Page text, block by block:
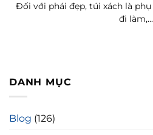
DANH MỤC
Blog (126)
Đối với phái đẹp, túi xách là
đi làm,...